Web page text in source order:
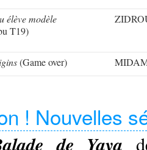
élève modèle
T19)
(Game over)
! Nouvelles
de Yaya